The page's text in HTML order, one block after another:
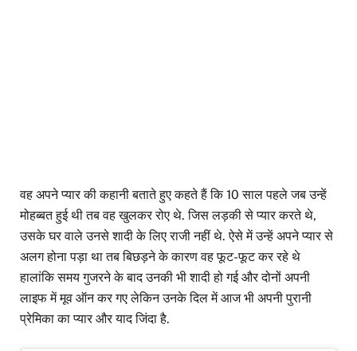
वह अपने प्यार की कहानी बताते हुए कहते हैं कि 10 साल पहले जब उन्हें
मोहब्बत हुई थी तब वह खुलकर रोए थे. जिस लड़की से प्यार करते थे,
उसके घर वाले उनसे शादी के लिए राजी नहीं थे. ऐसे में उन्हें अपने प्यार से
अलग होना पड़ा था तब बिछड़ने के कारण वह फूट-फूट कर रहे थे
हालांकि समय गुजरने के बाद उनकी भी शादी हो गई और दोनों अपनी
लाइफ में मूव ऑन कर गए लेकिन उनके दिल में आज भी अपनी पुरानी
प्रेमिका का प्यार और याद जिंदा है.